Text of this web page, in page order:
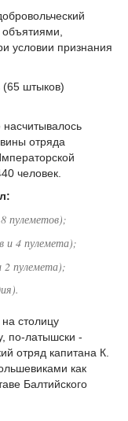
условии признания
(65 штыков)
отряда
человек.
пулеметов);
и 4 пулемета);
2 пулемета);
столицу
по-латышски -
отряд капитана К.
как
Балтийского